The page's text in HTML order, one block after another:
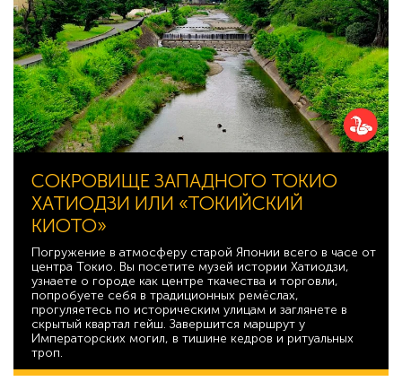
СОКРОВИЩЕ ЗАПАДНОГО ТОКИО
ХАТИОДЗИ ИЛИ «ТОКИЙСКИЙ
КИОТО»
Погружение в атмосферу старой Японии всего в часе от
центра Токио. Вы посетите музей истории Хатиодзи,
узнаете о городе как центре ткачества и торговли,
попробуете себя в традиционных ремёслах,
прогуляетесь по историческим улицам и заглянете в
скрытый квартал гейш. Завершится маршрут у
Императорских могил, в тишине кедров и ритуальных
троп.